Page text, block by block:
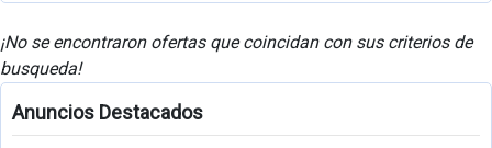
¡No se encontraron ofertas que coincidan con sus criterios de
busqueda!
Anuncios Destacados